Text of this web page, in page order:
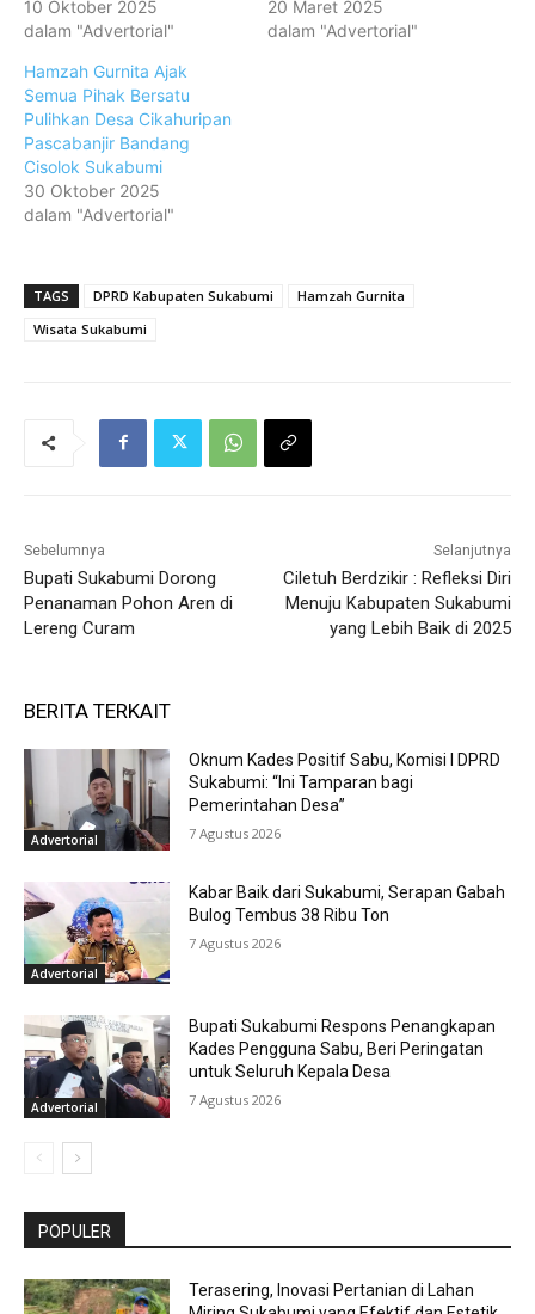
10 Oktober 2025
dalam "Advertorial"
20 Maret 2025
dalam "Advertorial"
Hamzah Gurnita Ajak
Semua Pihak Bersatu
Pulihkan Desa Cikahuripan
Pascabanjir Bandang
Cisolok Sukabumi
30 Oktober 2025
dalam "Advertorial"
TAGS DPRD Kabupaten Sukabumi
Hamzah Gurnita
Wisata Sukabumi
Sebelumnya
Bupati Sukabumi Dorong
Penanaman Pohon Aren di
Lereng Curam
Selanjutnya
Ciletuh Berdzikir : Refleksi Diri
Menuju Kabupaten Sukabumi
yang Lebih Baik di 2025
BERITA TERKAIT
Advertorial
Oknum Kades Positif Sabu, Komisi I DPRD
Sukabumi: “Ini Tamparan bagi
Pemerintahan Desa”
7 Agustus 2026
Advertorial
Kabar Baik dari Sukabumi, Serapan Gabah
Bulog Tembus 38 Ribu Ton
7 Agustus 2026
Advertorial
Bupati Sukabumi Respons Penangkapan
Kades Pengguna Sabu, Beri Peringatan
untuk Seluruh Kepala Desa
7 Agustus 2026
POPULER
Terasering, Inovasi Pertanian di Lahan